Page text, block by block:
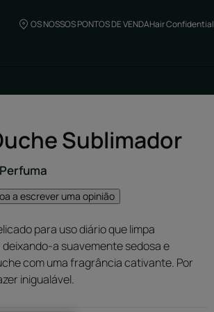
OS NOSSOS PONTOS DE VENDAHair Confidential
Sublimador
a escrever uma opinião
para uso diário que limpa
a suavemente sedosa e
com uma fragrância cativante. Por
inigualável.